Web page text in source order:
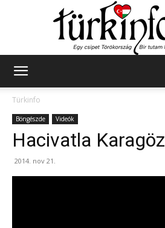
Türkinfo
Böngészde Videók
Hacivatla Karagöz
2014. nov 21.